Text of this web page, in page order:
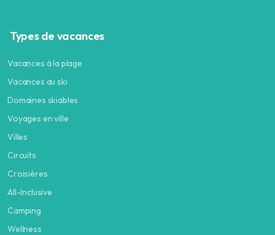
Types de vacances
Vacances à la plage
Vacances au ski
Domaines skiables
Voyages en ville
Villes
Circuits
Croisières
All-Inclusive
Camping
Wellness